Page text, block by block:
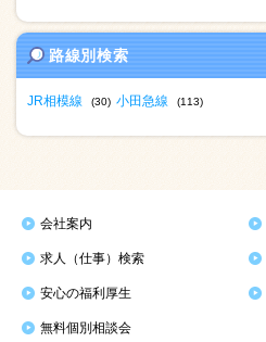
路線別検索
JR相模線 (30) 小田急線 (113)
会社案内
求人（仕事）検索
安心の福利厚生
無料個別相談会